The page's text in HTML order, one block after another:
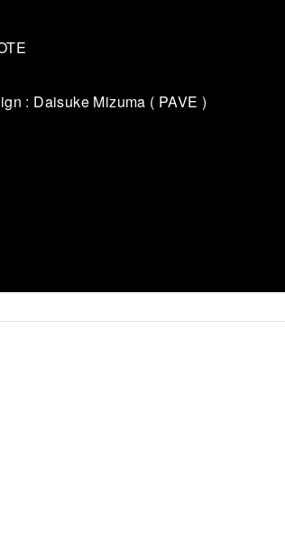
: Daisuke Mizuma ( PAVE )